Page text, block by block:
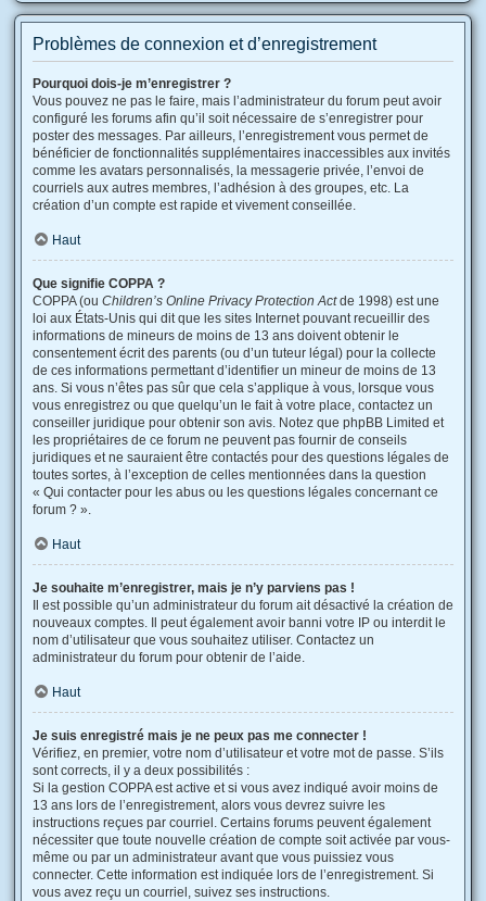
Problèmes de connexion et d’enregistrement
Pourquoi dois-je m’enregistrer ?
Vous pouvez ne pas le faire, mais l’administrateur du forum peut avoir
configuré les forums afin qu’il soit nécessaire de s’enregistrer pour
poster des messages. Par ailleurs, l’enregistrement vous permet de
bénéficier de fonctionnalités supplémentaires inaccessibles aux invités
comme les avatars personnalisés, la messagerie privée, l’envoi de
courriels aux autres membres, l’adhésion à des groupes, etc. La
création d’un compte est rapide et vivement conseillée.
Haut
Que signifie COPPA ?
COPPA (ou Children’s Online Privacy Protection Actde 1998) est une
loi aux États-Unis qui dit que les sites Internet pouvant recueillir des
informations de mineurs de moins de 13 ans doivent obtenir le
consentement écrit des parents (ou d’un tuteur légal) pour la collecte
de ces informations permettant d’identifier un mineur de moins de 13
ans. Si vous n’êtes pas sûr que cela s’applique à vous, lorsque vous
vous enregistrez ou que quelqu’un le fait à votre place, contactez un
conseiller juridique pour obtenir son avis. Notez que phpBB Limited et
les propriétaires de ce forum ne peuvent pas fournir de conseils
juridiques et ne sauraient être contactés pour des questions légales de
toutes sortes, à l’exception de celles mentionnées dans la question
« Qui contacter pour les abus ou les questions légales concernant ce
forum ? ».
Haut
Je souhaite m’enregistrer, mais je n’y parviens pas !
Il est possible qu’un administrateur du forum ait désactivé la création de
nouveaux comptes. Il peut également avoir banni votre IP ou interdit le
nom d’utilisateur que vous souhaitez utiliser. Contactez un
administrateur du forum pour obtenir de l’aide.
Haut
Je suis enregistré mais je ne peux pas me connecter !
Vérifiez, en premier, votre nom d’utilisateur et votre mot de passe. S’ils
sont corrects, il y a deux possibilités :
Si la gestion COPPA est active et si vous avez indiqué avoir moins de
13 ans lors de l’enregistrement, alors vous devrez suivre les
instructions reçues par courriel. Certains forums peuvent également
nécessiter que toute nouvelle création de compte soit activée par vous-
même ou par un administrateur avant que vous puissiez vous
connecter. Cette information est indiquée lors de l’enregistrement. Si
vous avez reçu un courriel, suivez ses instructions.